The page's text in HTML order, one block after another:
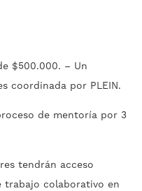
$500.000. – Un
coordinada por PLEIN.
de mentoría por 3
tendrán acceso
trabajo colaborativo en